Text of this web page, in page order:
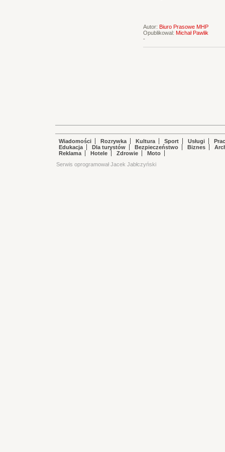
Autor: Biuro Prasowe MHP
Opublikowal: Michał Pawlik
-
Wiadomości Rozrywka Kultura Sport Usługi
Edukacja
Dla turystów Bezpieczeństwo Biznes
Reklama
Hotele Zdrowie
Moto
Serwis oprogramował Jacek Jabłczyński